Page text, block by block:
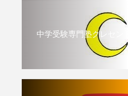
中学受験専門塾クレセント